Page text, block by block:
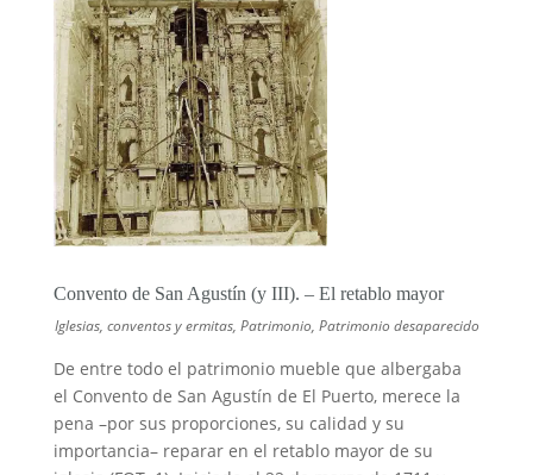
Convento de San Agustín (y III). – El retablo mayor
Iglesias, conventos y ermitas,Patrimonio,Patrimonio desaparecido
De entre todo el patrimonio mueble que albergaba
el Convento de San Agustín de El Puerto, merece la
pena –por sus proporciones, su calidad y su
importancia– reparar en el retablo mayor de su